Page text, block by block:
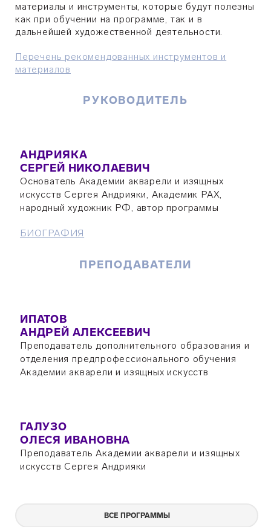
материалы и инструменты, которые будут полезны
как при обучении на программе, так и в
дальнейшей художественной деятельности.
Перечень рекомендованных инструментов и
материалов
РУКОВОДИТЕЛЬ
АНДРИЯКА
СЕРГЕЙ НИКОЛАЕВИЧ
Основатель Академии акварели и изящных
искусств Сергея Андрияки, Академик РАХ,
народный художник РФ, автор программы
БИОГРАФИЯ
ПРЕПОДАВАТЕЛИ
ИПАТОВ
АНДРЕЙ АЛЕКСЕЕВИЧ
Преподаватель дополнительного образования и
отделения предпрофессионального обучения
Академии акварели и изящных искусств
ГАЛУЗО
ОЛЕСЯ ИВАНОВНА
Преподаватель Академии акварели и изящных
искусств Сергея Андрияки
ВСЕ ПРОГРАММЫ